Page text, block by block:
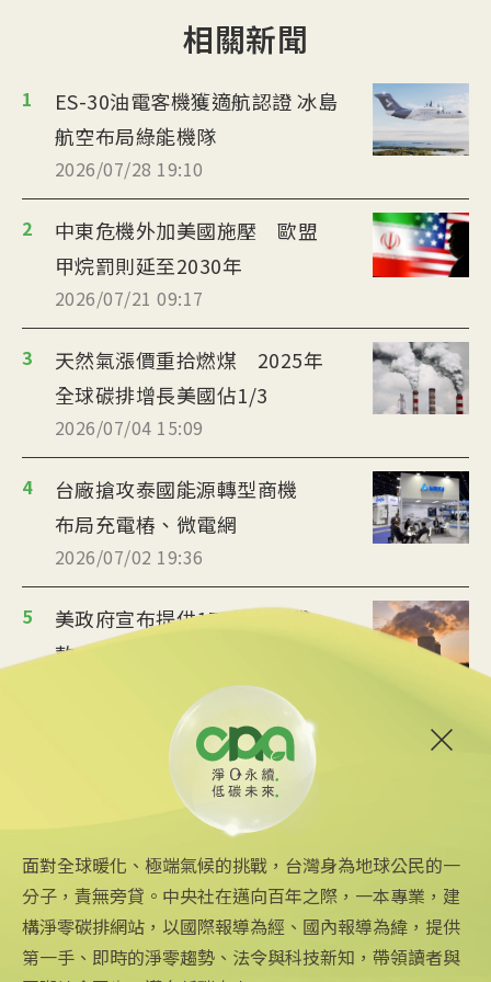
相關新聞
1
ES-30油電客機獲適航認證 冰島
航空布局綠能機隊
2026/07/28 19:10
2
中東危機外加美國施壓 歐盟
甲烷罰則延至2030年
2026/07/21 09:17
3
天然氣漲價重拾燃煤 2025年
全球碳排增長美國佔1/3
2026/07/04 15:09
4
台廠搶攻泰國能源轉型商機
布局充電樁、微電網
2026/07/02 19:36
5
美政府宣布提供175億美元貸
款 強化核能供應鏈
炸油變航油 日本加大廢食油
回收助煉永續航空燃料
2026/06/09 14:57
面對全球暖化、極端氣候的挑戰，台灣身為地球公民的一
分子，責無旁貸。中央社在邁向百年之際，一本專業，建
構淨零碳排網站，以國際報導為經、國內報導為緯，提供
第一手、即時的淨零趨勢、法令與科技新知，帶領讀者與